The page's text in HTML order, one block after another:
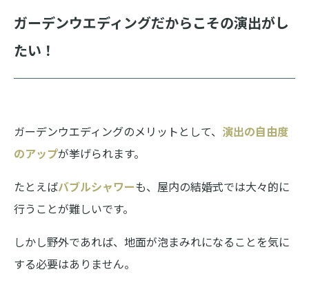
ガーデンウエディングだからこその演出がし
たい！
ガーデンウエディングのメリットとして、 演出の自由度
のアップが挙げられます。
たとえばバブルシャワーも、屋内の結婚式では大々的に
行うことが難しいです。
しかし野外であれば、地面が泡まみれになることを気に
する必要はありません。